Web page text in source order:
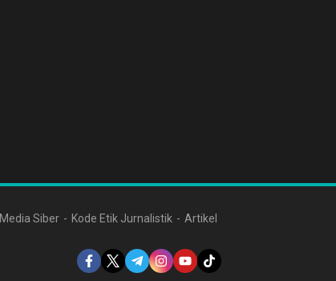
Siber Kode Etik Jurnalistik Artikel